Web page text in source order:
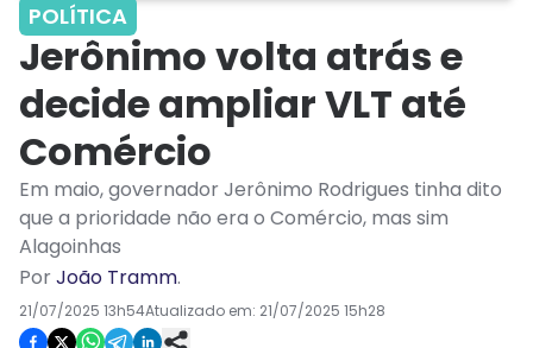
POLÍTICA
Jerônimo volta atrás e
decide ampliar VLT até
Comércio
Em maio, governador Jerônimo Rodrigues tinha dito
que a prioridade não era o Comércio, mas sim
Alagoinhas
PorJoão Tramm.
21/07/2025 13h54Atualizado em: 21/07/2025 15h28